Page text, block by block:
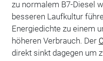
zu normalem B7-Diesel
besseren Laufkultur
Energiedichte zu einem
höheren Verbrauch. Der
direkt sinkt dagegen um